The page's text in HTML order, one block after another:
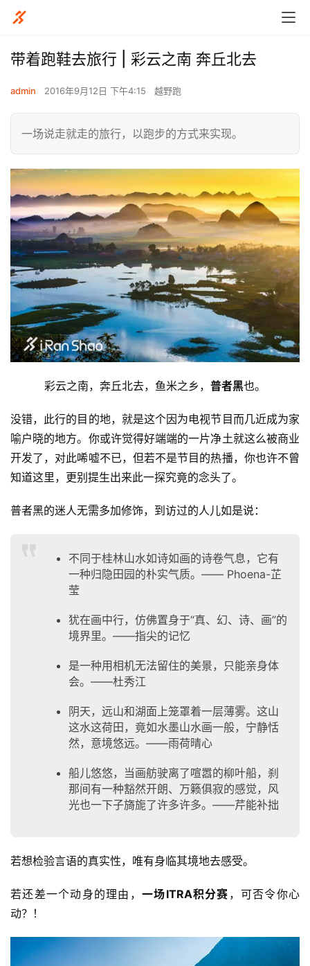
带着跑鞋去旅行 | 彩云之南 奔丘北去
admin 2016年9月12日 下午4:15 越野跑
一场说走就走的旅行，以跑步的方式来实现。
彩云之南，奔丘北去，鱼米之乡， 普者黑也。
没错，此行的目的地，就是这个因为电视节目而几近成为家
喻户晓的地方。你或许觉得好端端的一片净土就这么被商业
开发了，对此唏嘘不已，但若不是节目的热播，你也许不曾
知道这里，更别提生出来此一探究竟的念头了。
普者黑的迷人无需多加修饰，到访过的人儿如是说：
不同于桂林山水如诗如画的诗卷气息，它有
一种归隐田园的朴实气质。—— Phoena-芷
莹
犹在画中行，仿佛置身于“真、幻、诗、画”的
境界里。——指尖的记忆
是一种用相机无法留住的美景，只能亲身体
会。——杜秀江
阴天，远山和湖面上笼罩着一层薄雾。这山
这水这荷田，竟如水墨山水画一般，宁静恬
然，意境悠远。——雨荷晴心
船儿悠悠，当画舫驶离了喧嚣的柳叶船，刹
那间有一种豁然开朗、万籁俱寂的感觉，风
光也一下子旖旎了许多许多。——芹能补拙
若想检验言语的真实性，唯有身临其境地去感受。
若还差一个动身的理由， 一场ITRA积分赛 ，可否令你心
动？！